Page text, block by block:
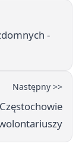
-
Następny >>